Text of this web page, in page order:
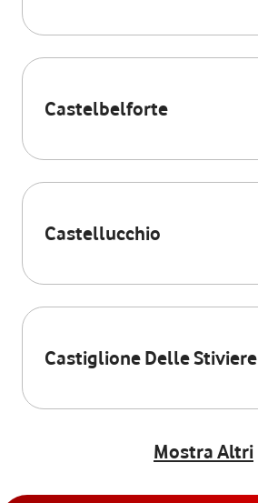
Castelbelforte
Castellucchio
Castiglione Delle Stiviere
Mostra Altri